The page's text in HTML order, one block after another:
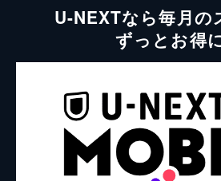
U-NEXTなら毎月の
ずっとお得